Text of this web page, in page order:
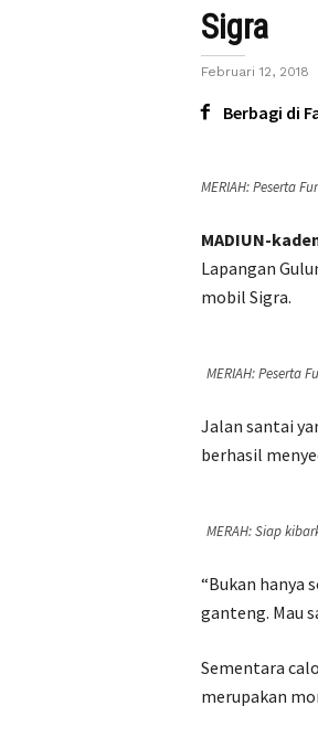
Sigra
Februari 12, 2018
Berbagi di
MERIAH: Peserta
MADIUN-
Lapangan
mobil Sigra.
MERIAH: Peserta
Jalan santai
berhasil
MERAH: Siap
“Bukan hanya
ganteng. Mau
Sementara
merupakan